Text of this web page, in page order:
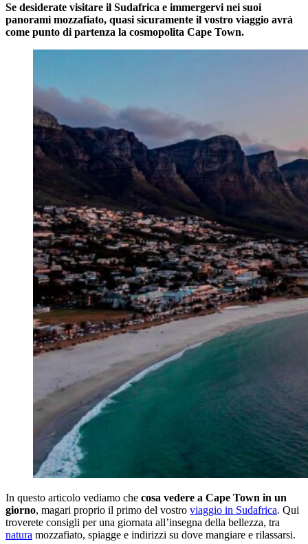
Se desiderate visitare il Sudafrica e immergervi nei suoi
panorami mozzafiato, quasi sicuramente il vostro viaggio avrà
come punto di partenza la cosmopolita Cape Town.
In questo articolo vediamo che cosa vedere a Cape Town in un
giorno, magari proprio il primo del vostro viaggio in Sudafrica. Qui
troverete consigli per una giornata all’insegna della bellezza, tra
natura mozzafiato, spiagge e indirizzi su dove mangiare e rilassarsi.